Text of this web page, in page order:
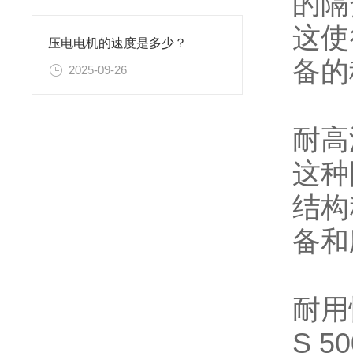
压电电机的速度是多少？
2025-09-26
这
备
耐
这
结
备
耐
S